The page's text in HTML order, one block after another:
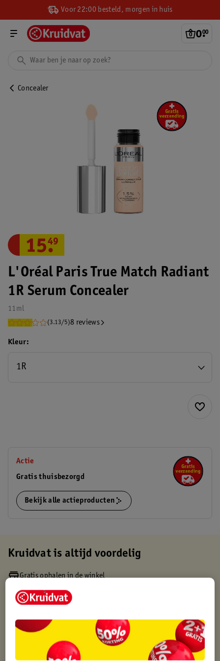
Voor 22:00 besteld, morgen in huis
0.
00
Concealer
L'Oréal Paris True Match Radiant
1R Serum Concealer
11ml
(3.13/5)8 reviews
15.
49
Kleur
1R
Actie
Gratis thuisbezorgd
Bekijk alle actieproducten
Kruidvat is altijd voordelig
Gratis ophalen in de winkel
Gratis thuisbezorgd vanaf 50.00
Gratis punten met je Kruidvat kaart